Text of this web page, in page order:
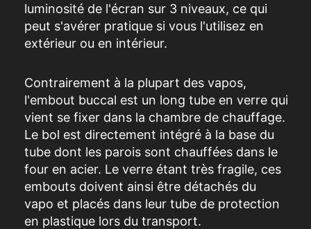
luminosité de l'écran sur 3 niveaux, ce qui
peut s'avérer pratique si vous l'utilisez en
extérieur ou en intérieur.
Contrairement à la plupart des vapos,
l'embout buccal est un long tube en verre qui
vient se fixer dans la chambre de chauffage.
Le bol est directement intégré à la base du
tube dont les parois sont chauffées dans le
four en acier. Le verre étant très fragile, ces
embouts doivent ainsi être détachés du
vapo et placés dans leur tube de protection
en plastique lors du transport.